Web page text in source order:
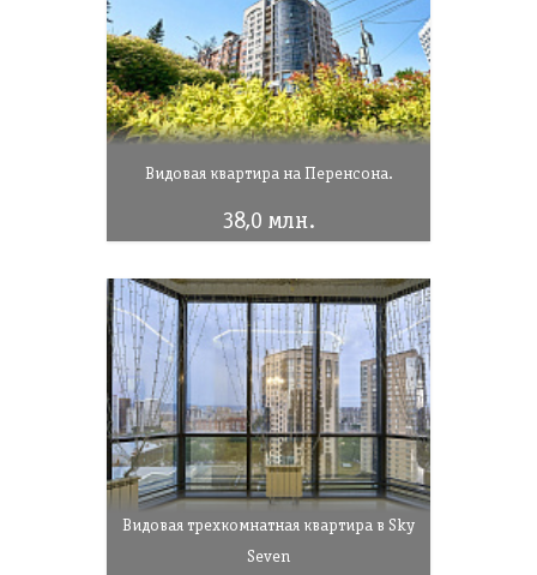
Видовая квартира на Перенсона.
38,0 млн.
Видовая трехкомнатная квартира в Sky
Seven